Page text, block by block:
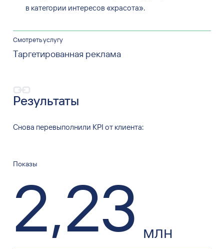
в категории интересов «красота».
Смотреть услугу
Таргетированная реклама
Результаты
Снова перевыполнили KPI от клиента:
Показы
2,23 млн